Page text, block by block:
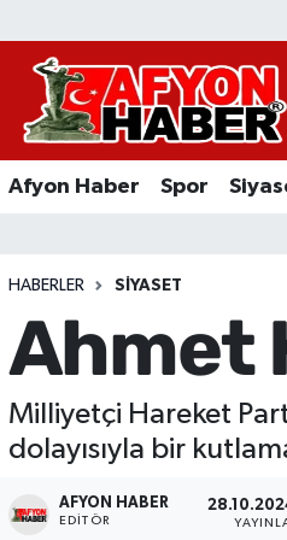
Afyon Haber Spor
HABERLER SIYASET
Ahmet
Milliyetçi Hareket
dolayısıyla bir
AFYON HABER
EDITÖR